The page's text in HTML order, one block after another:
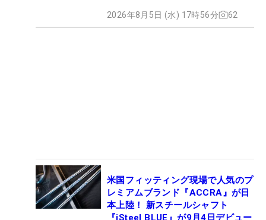
2026年8月5日 (水) 17時56分 62
米国フィッティング現場で人気のプ
レミアムブランド『ACCRA』が日
本上陸！ 新スチールシャフト
『iSteel BLUE』が9月4日デビュー